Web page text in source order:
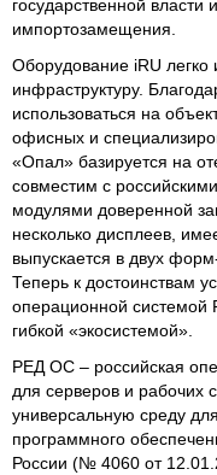
государственной власти
импортозамещения.
Оборудование iRU легко
инфраструктуру.
использоваться на
офисных и
«Опал» базируется на
совместим с
модулями доверенной
несколько дисплеев,
выпускается в двух
Теперь к достоинствам
операционной
гибкой «экосистемой».
РЕД ОС – российская
для серверов и рабочих
универсальную среду
программного
России (№ 4060 от